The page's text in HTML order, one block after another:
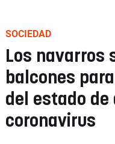
SOCIEDAD
Los navarros
balcones
del estado de
coronavirus